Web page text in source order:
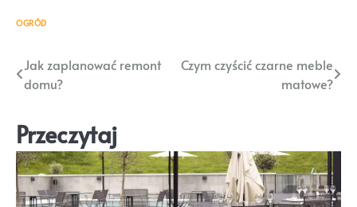
OGRÓD
Nawigacja
wpisu
Jak zaplanować remont
domu?
Czym czyścić czarne meble
matowe?
Przeczytaj